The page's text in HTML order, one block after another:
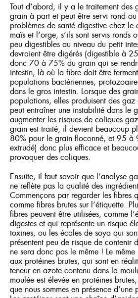
Tout d’abord, il y a le traitement des
grain à part et peut être servi rond ou
problèmes de santé digestive chez le
maïs et l’orge, s’ils sont servis ronds
peu digestibles au niveau du petit
devraient être digérés (digestible à
donc 70 à 75% du grain qui se
intestin, là où la fibre doit être
populations bactériennes,
dans le gros intestin. Lorsque des
populations, elles produisent des
peut entraîner une instabilité dans le
augmenter les risques de coliques
grain est traité, il devient beaucoup
80% pour le grain floconné, et 95 à
extrudé) donc plus efficace et
provoquer des coliques.
Ensuite, il faut savoir que l’analyse
ne reflète pas la qualité des
Commençons par regarder les fibres
comme fibres brutes sur l’étiquette.
fibres peuvent être utilisées, comme
digestes et qui représente un risque
toxines, ou les écales de soya qui
présentent peu de risque de contenir
ne sera donc pas le même ! Le
aux protéines brutes, qui sont en
teneur en azote contenu dans la
moulée est élevée en protéines
que nous sommes en présence